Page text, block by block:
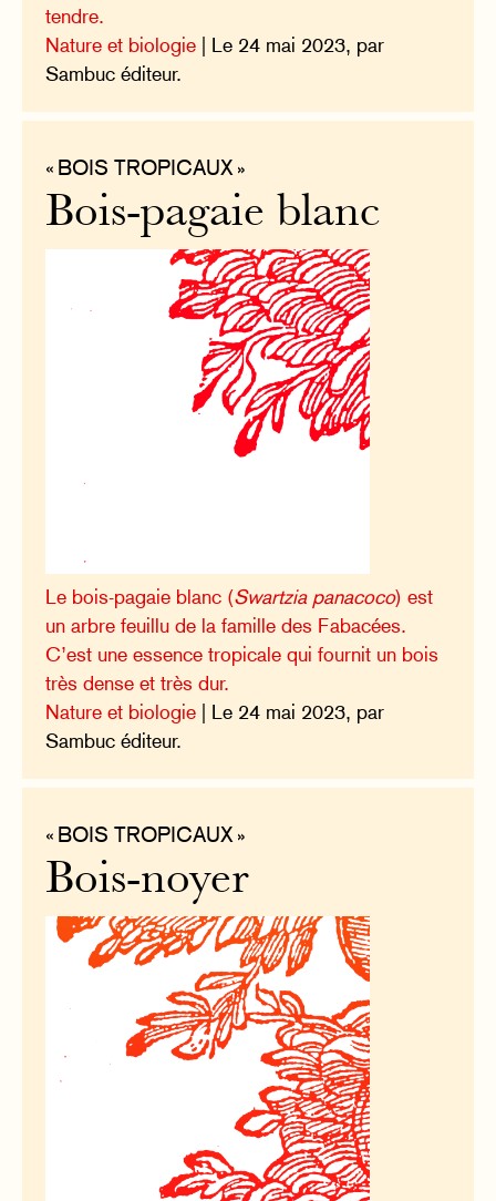
tendre.
Nature et biologie | Le 24 mai 2023, par
Sambuc éditeur.
« BOIS TROPICAUX »
Bois-pagaie blanc
Le bois-pagaie blanc (Swartzia panacoco) est
un arbre feuillu de la famille des Fabacées.
C’est une essence tropicale qui fournit un bois
très dense et très dur.
Nature et biologie | Le 24 mai 2023, par
Sambuc éditeur.
« BOIS TROPICAUX »
Bois-noyer